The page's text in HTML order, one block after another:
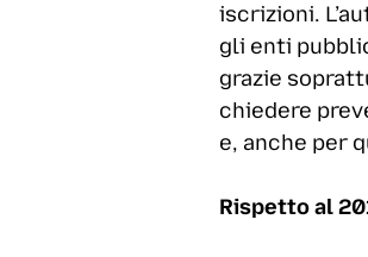
iscrizioni.
gli enti
grazie
chiedere
e, anche per
Rispetto al